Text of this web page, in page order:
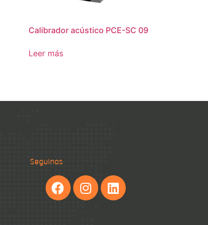
Calibrador acústico PCE-SC 09
Leer más
Seguinos